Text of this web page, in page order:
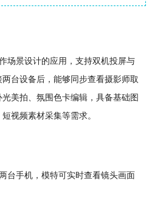
场景设计的应用，支持双机投屏与
台设备后，能够同步查看摄影师取
美拍、氛围色卡编辑，具备基础图
短视频素材采集等需求。
台手机 ，模特可实时查看镜头画面